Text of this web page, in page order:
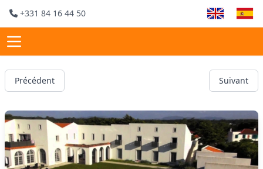
+331 84 16 44 50
Précédent Suivant